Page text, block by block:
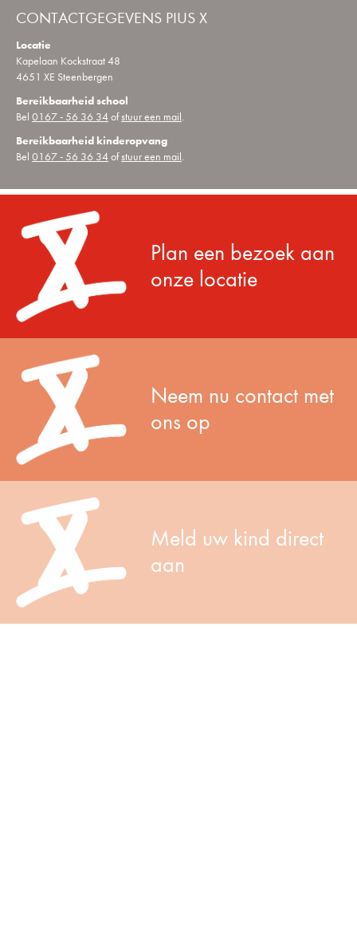
CONTACTGEGEVENS PIUS X
Locatie
Kapelaan Kockstraat 48
4651 XE Steenbergen
Bereikbaarheid school
Bel 0167 - 56 36 34ofstuur een mail.
Bereikbaarheid kinderopvang
Bel 0167 - 56 36 34ofstuur een mail.
Plan een bezoek aan
onze locatie
Neem nu contact met
ons op
Meld uw kind direct
aan